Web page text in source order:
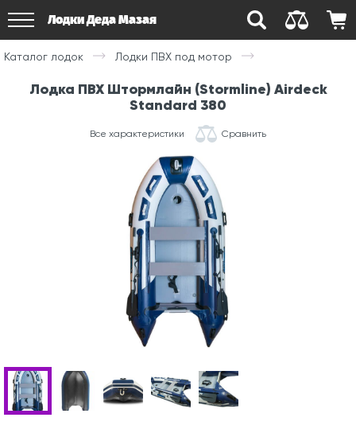
Лодки Деда Мазая
Каталог лодок Лодки ПВХ под мотор
Лодка ПВХ Штормлайн (Stormline) Airdeck
Standard 380
Все характеристики Сравнить